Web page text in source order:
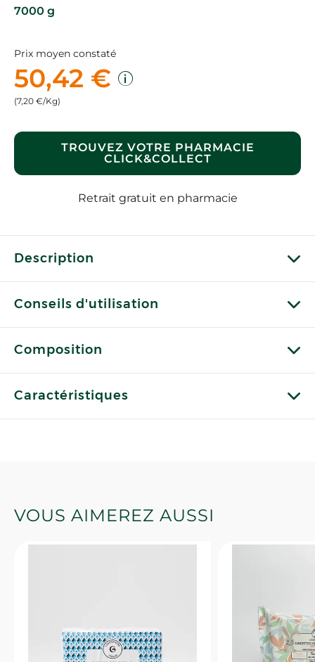
7000 g
Prix moyen constaté
50,42 €
(7,20 €/Kg)
TROUVEZ VOTRE PHARMACIE
CLICK&COLLECT
Retrait gratuit en pharmacie
Description
Conseils d'utilisation
Composition
Caractéristiques
VOUS AIMEREZ AUSSI